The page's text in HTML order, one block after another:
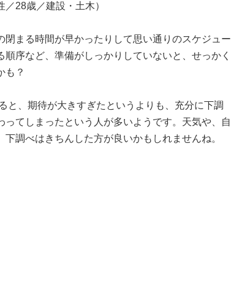
28歳／建設・土木）
まる時間が早かったりして思い通りのスケジュー
序など、準備がしっかりしていないと、せっかく
も？
と、期待が大きすぎたというよりも、充分に下調
てしまったという人が多いようです。天気や、自
調べはきちんした方が良いかもしれませんね。